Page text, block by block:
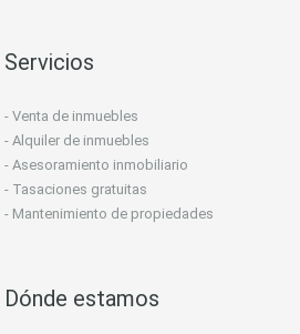
Servicios
- Venta de inmuebles
- Alquiler de inmuebles
- Asesoramiento inmobiliario
- Tasaciones gratuitas
- Mantenimiento de propiedades
Dónde estamos